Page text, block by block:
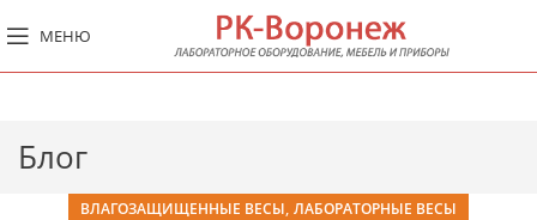
МЕНЮ
Блог
ВЛАГОЗАЩИЩЕННЫЕ ВЕСЫ, ЛАБОРАТОРНЫЕ ВЕСЫ